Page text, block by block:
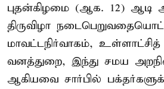
புதன்கிழமை (ஆக. 12) ஆடி
திருவிழா
மாவட்டநிர்வாகம், உள்ளாட்சித்
வனத்துறை, இந்து சமய
ஆகியவை சார்பில்